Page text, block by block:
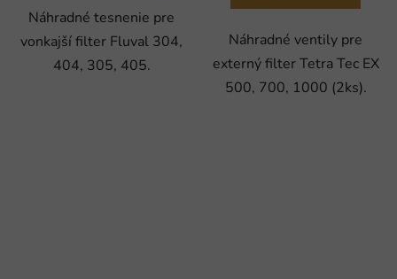
Náhradné tesnenie pre
vonkajší filter Fluval 304,
404, 305, 405.
Náhradné ventily pre
externý filter Tetra Tec EX
500, 700, 1000 (2ks).